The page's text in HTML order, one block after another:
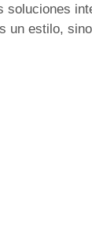
soluciones
un estilo,